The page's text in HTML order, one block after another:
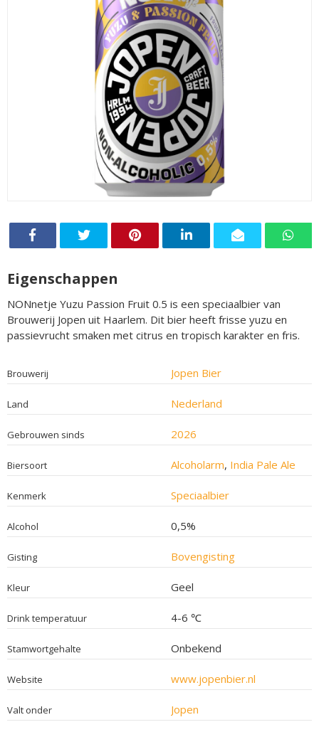
Eigenschappen
NONnetje Yuzu Passion Fruit 0.5 is een speciaalbier van
Brouwerij Jopen uit Haarlem. Dit bier heeft frisse yuzu en
passievrucht smaken met citrus en tropisch karakter en fris.
Brouwerij Jopen Bier
Land Nederland
Gebrouwen sinds 2026
Biersoort Alcoholarm, India Pale Ale
Kenmerk Speciaalbier
Alcohol 0,5%
Gisting Bovengisting
Kleur Geel
Drink temperatuur 4-6 ℃
Stamwortgehalte Onbekend
Website www.jopenbier.nl
Valt onder Jopen